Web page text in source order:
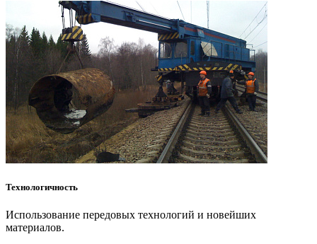
Технологичность
Использование передовых технологий и новейших
материалов.